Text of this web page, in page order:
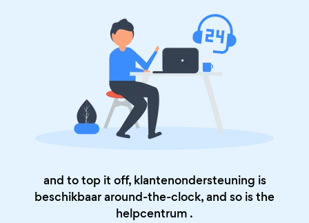
and to top it off, klantenondersteuning is
beschikbaar around-the-clock, and so is the
helpcentrum .